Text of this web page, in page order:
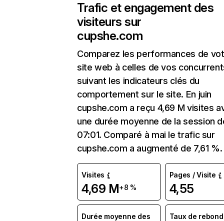
Trafic et engagement des
visiteurs sur
cupshe.com
Comparez les performances de
site web à celles de vos
suivant les indicateurs clés du
comportement sur le site. En juin
cupshe.com a reçu 4,69 M visites
une durée moyenne de la session
07:01. Comparé à mai le trafic sur
cupshe.com a augmenté de 7,61 %.
Visites
4,69 M+8 %
Pages / Visite
4,55
Durée moyenne des
Taux de rebond